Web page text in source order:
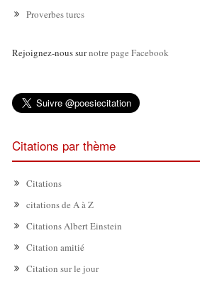
Proverbes turcs
Rejoignez-nous surnotre page Facebook
Citations par thème
Citations
citations de A à Z
Citations Albert Einstein
Citation amitié
Citation sur le jour